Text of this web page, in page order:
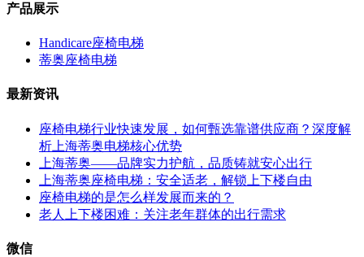
产品展示
Handicare座椅电梯
蒂奥座椅电梯
最新资讯
座椅电梯行业快速发展，如何甄选靠谱供应商？深度解
析上海蒂奥电梯核心优势
上海蒂奥——品牌实力护航，品质铸就安心出行
上海蒂奥座椅电梯：安全适老，解锁上下楼自由
座椅电梯的是怎么样发展而来的？
老人上下楼困难：关注老年群体的出行需求
微信